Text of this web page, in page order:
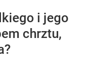
i jego
chrztu,